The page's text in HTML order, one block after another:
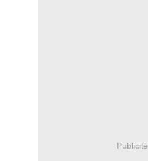
Publicité